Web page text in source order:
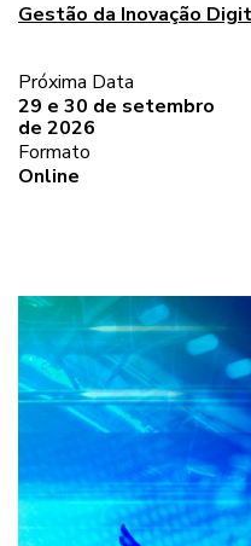
Gestão da Inovação
Próxima Data
29 e 30 de setembro
de 2026
Formato
Online